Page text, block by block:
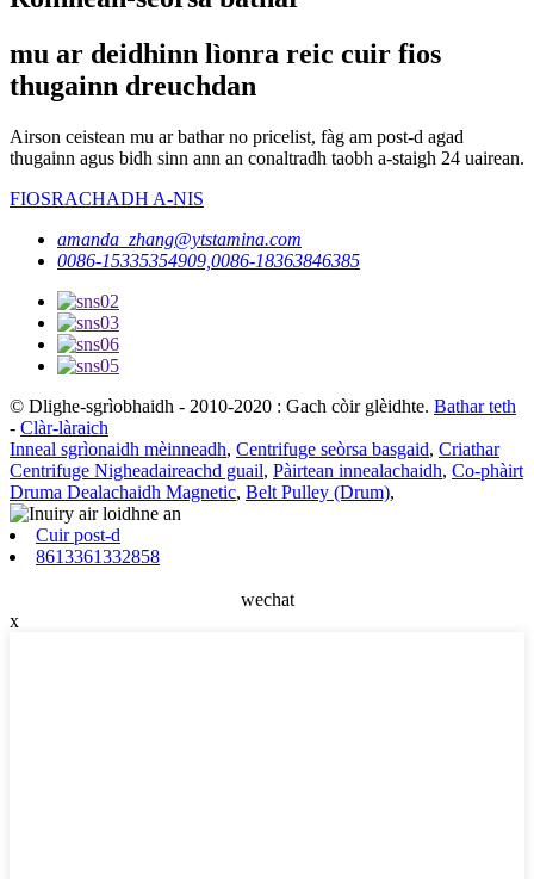
mu ar deidhinn lìonra reic cuir fios
thugainn dreuchdan
Airson ceistean mu ar bathar no pricelist, fàg am post-d agad
thugainn agus bidh sinn ann an conaltradh taobh a-staigh 24 uairean.
FIOSRACHADH A-NIS
amanda_zhang@ytstamina.com
0086-15335354909,0086-18363846385
© Dlighe-sgrìobhaidh - 2010-2020 : Gach còir glèidhte. Bathar teth
- Clàr-làraich
Inneal sgrìonaidh mèinneadh, Centrifuge seòrsa basgaid, Criathar
Centrifuge Nigheadaireachd guail, Pàirtean innealachaidh, Co-phàirt
Druma Dealachaidh Magnetic, Belt Pulley (Drum),
Cuir post-d
8613361332858
wechat
x